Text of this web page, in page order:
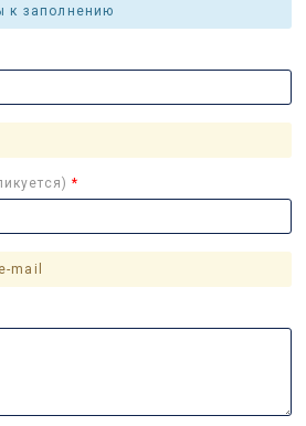
к заполнению
mail